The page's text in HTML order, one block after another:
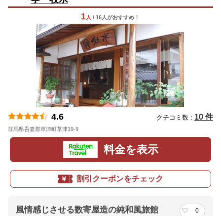
1 人 / 16人がおすすめ！
4.6 クチコミ数 : 10 件
群馬県吾妻郡草津町草津19-9
料金を表示
割引クーポンをチェック
風情感じさせる数寄屋造の純和風旅館 0